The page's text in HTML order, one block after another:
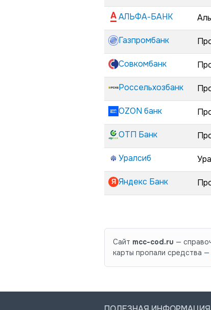
АЛЬФА-БАНК
Газпромбанк
Совкомбанк
Россельхозбанк
OZON банк
ОТП Банк
Уралсиб
Яндекс Банк
Сайт mcc-cod.ru —
карты пропали средства —